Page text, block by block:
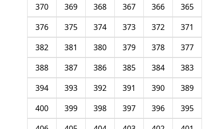
365
366
367
368
369
370
371
372
373
374
375
376
377
378
379
380
381
382
383
384
385
386
387
388
389
390
391
392
393
394
395
396
397
398
399
400